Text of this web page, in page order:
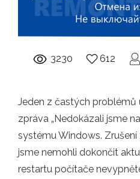
3230 612
Jeden z častých problémů
zpráva „Nedokázali jsme
systému Windows. Zrušení
jsme nemohli dokončit
restartu počítače